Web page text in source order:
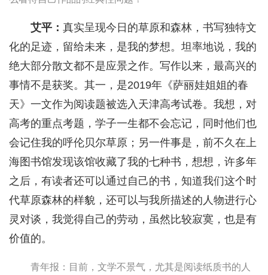
艾平： 真实呈现今日的草原和森林，书写独特文
化的足迹，留给未来，是我的梦想。坦率地说，我的
绝大部分散文都不是应景之作。写作以来，最高兴的
事情不是获奖。其一，是2019年《萨丽娃姐姐的春
天》一文作为阅读题被选入天津高考试卷。我想，对
高考的重点考题，学子一生都不会忘记，同时他们也
会记住我的呼伦贝尔草原；另一件事是，前不久在上
海图书馆发现该馆收藏了我的七种书，想想，许多年
之后，有读者还可以通过自己的书，知道我们这个时
代草原森林的样貌，还可以与我所描述的人物进行心
灵对谈，我觉得自己的劳动，虽然比较寂寞，也是有
价值的。
青年报：目前，文学不景气，尤其是阅读纸质书的人